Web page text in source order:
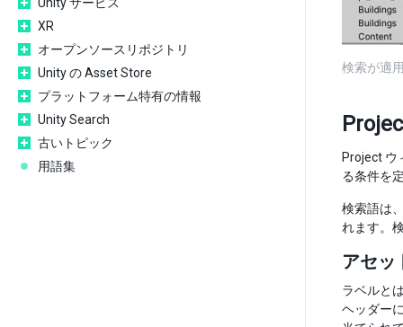
XR
オープンソースリポジトリ
Unity の Asset Store
プラットフォーム特有の情報
Unity Search
古いトピック
用語集
検索が適
Project ウ
る条件を
検索語は
れます。
アセッ
ラベルと
ヘッダー